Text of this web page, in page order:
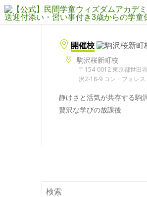
開催校
駒沢桜新町校
〒154-0012 東京都世田
沢2-18-9 コン・フォレス
静けさと活気が共存する駒沢
贅沢な学びの放課後